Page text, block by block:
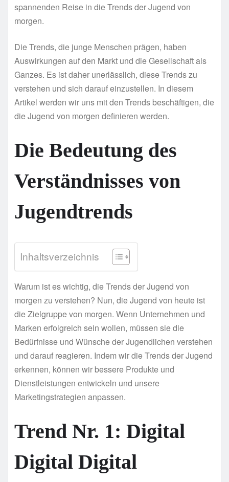
spannenden Reise in die Trends der Jugend von
morgen.
Die Trends, die junge Menschen prägen, haben
Auswirkungen auf den Markt und die Gesellschaft als
Ganzes. Es ist daher unerlässlich, diese Trends zu
verstehen und sich darauf einzustellen. In diesem
Artikel werden wir uns mit den Trends beschäftigen, die
die Jugend von morgen definieren werden.
Die Bedeutung des
Verständnisses von
Jugendtrends
Inhaltsverzeichnis
Warum ist es wichtig, die Trends der Jugend von
morgen zu verstehen? Nun, die Jugend von heute ist
die Zielgruppe von morgen. Wenn Unternehmen und
Marken erfolgreich sein wollen, müssen sie die
Bedürfnisse und Wünsche der Jugendlichen verstehen
und darauf reagieren. Indem wir die Trends der Jugend
erkennen, können wir bessere Produkte und
Dienstleistungen entwickeln und unsere
Marketingstrategien anpassen.
Trend Nr. 1: Digital
Digital Digital